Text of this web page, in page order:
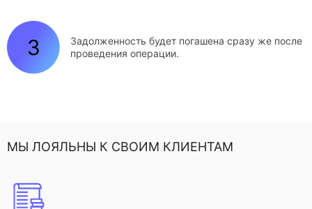
Задолженность будет погашена сразу же после
проведения операции.
МЫ ЛОЯЛЬНЫ К СВОИМ КЛИЕНТАМ